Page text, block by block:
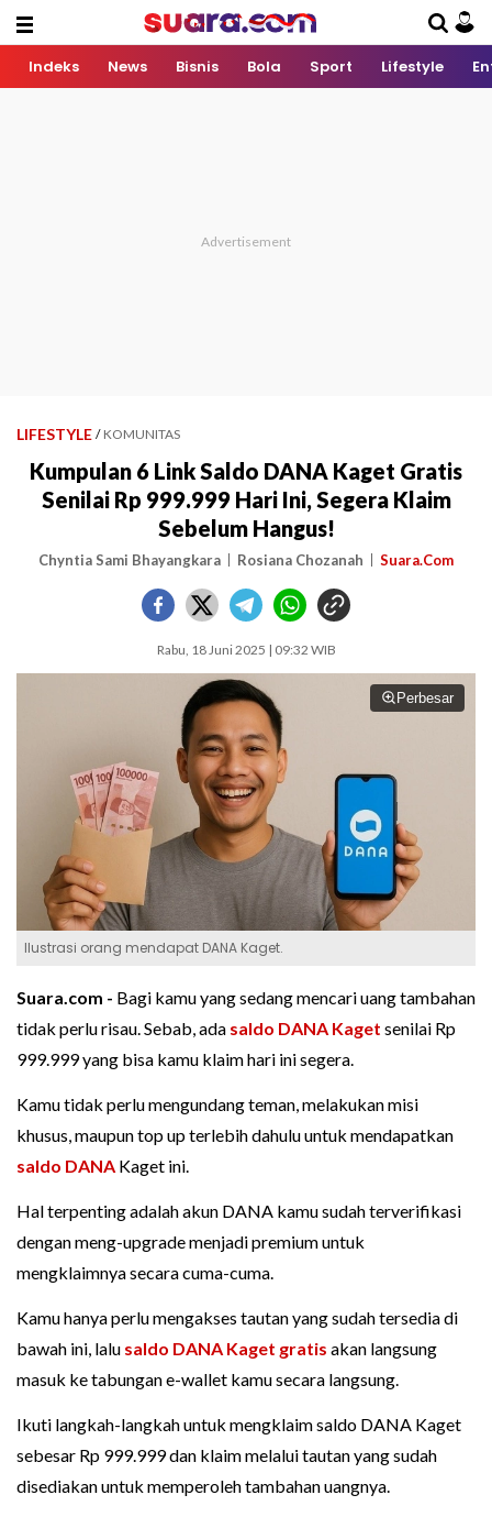
Indeks News Bisnis Bola Sport Lifestyle
LIFESTYLE / KOMUNITAS
Kumpulan 6 Link Saldo DANA Kaget Gratis
Senilai Rp 999.999 Hari Ini, Segera Klaim
Sebelum Hangus!
Chyntia Sami Bhayangkara Rosiana Chozanah Suara.Com
Rabu, 18 Juni 2025 | 09:32 WIB
Perbesar
Ilustrasi orang mendapat DANA Kaget.
Suara.com - Bagi kamu yang sedang mencari uang tambahan
tidak perlu risau. Sebab, ada saldo DANA Kaget senilai Rp
999.999 yang bisa kamu klaim hari ini segera.
Kamu tidak perlu mengundang teman, melakukan misi
khusus, maupun top up terlebih dahulu untuk mendapatkan
saldo DANA Kaget ini.
Hal terpenting adalah akun DANA kamu sudah terverifikasi
dengan meng-upgrade menjadi premium untuk
mengklaimnya secara cuma-cuma.
Kamu hanya perlu mengakses tautan yang sudah tersedia di
bawah ini, lalu saldo DANA Kaget gratis akan langsung
masuk ke tabungan e-wallet kamu secara langsung.
Ikuti langkah-langkah untuk mengklaim saldo DANA Kaget
sebesar Rp 999.999 dan klaim melalui tautan yang sudah
disediakan untuk memperoleh tambahan uangnya.